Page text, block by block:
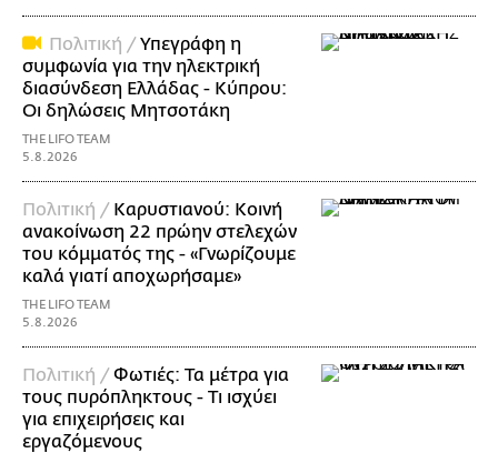
Πολιτική /Υπεγράφη η
συμφωνία για την ηλεκτρική
διασύνδεση Ελλάδας - Κύπρου:
Οι δηλώσεις Μητσοτάκη
THE LIFO TEAM
5.8.2026
Πολιτική / Καρυστιανού: Κοινή
ανακοίνωση 22 πρώην στελεχών
του κόμματός της - «Γνωρίζουμε
καλά γιατί αποχωρήσαμε»
THE LIFO TEAM
5.8.2026
Πολιτική /Φωτιές: Τα μέτρα για
τους πυρόπληκτους - Τι ισχύει
για επιχειρήσεις και
εργαζόμενους